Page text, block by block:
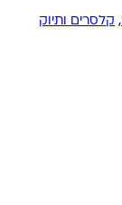
, קלסרים ותיוק